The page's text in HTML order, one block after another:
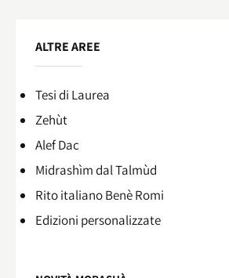
ALTRE AREE
Tesi di Laurea
Zehùt
Alef Dac
Midrashìm dal Talmùd
Rito italiano Benè Romi​
Edizioni personalizzate